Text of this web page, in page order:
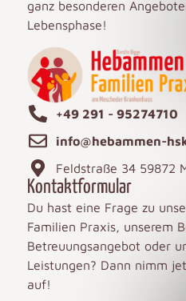
ganz besonderen
Lebensphase!
+49 291 - 95274710
info@hebammen-
Feldstraße 34 59872
Kontaktformular
Du hast eine Frage zu
Familien Praxis, unserem
Betreuungsangebot oder
Leistungen? Dann nimm
auf!